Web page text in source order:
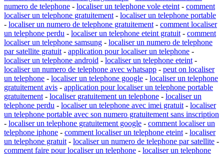
numero de telephone - localiser un telephone vole eteint - comment
localiser un telephone gratuitement - localiser un telephone portable
- localiser un numero de telephone gratuitement - comment localiser
un telephone perdu - localiser un telephone eteint gratuit - comment
localiser un telephone samsung - localiser un numero de telephone
par satellite gratuit - application pour localiser un telephone -
localiser un telephone android - localiser un telephone eteint -
localiser un numero de telephone avec whatsapp - peut on localiser
un telephone - localiser un telephone google - localiser un telephone
gratuitement avis - application pour localiser un telephone portable
gratuitement - localiser gratuitement un telephone - localiser un
telephone perdu - localiser un telephone avec imei gratuit - localiser
un telephone portable avec son numero gratuitement sans inscription
- localiser un telephone gratuitement google - comment localiser un
telephone iphone - comment localiser un telephone eteint - localiser
un telephone gratuit - localiser un numero de telephone par satellite -
comment faire pour localiser un telephone - localiser un telephone